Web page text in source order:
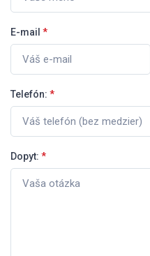
E-mail *
Telefón: *
Dopyt: *